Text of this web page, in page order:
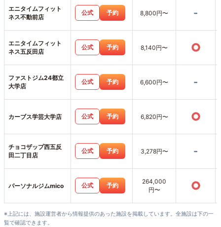
エニタイムフィット
ネス不動前店
公式 予約 8,800円〜 -
エニタイムフィット
ネス五反田店
公式 予約 8,140円〜 ○
ファストジム24都立
大学店
公式 予約 6,600円〜 -
カーブス学芸大学店 公式 予約 6,820円〜 ○
チョコザップ西五反
田二丁目店
公式 予約 3,278円〜 -
パーソナルジムmico 公式 予約
264,000
円〜
○
※上記には、施設運営者から情報提供のあった施設を掲載しています。全施設は下の一
覧で確認できます。